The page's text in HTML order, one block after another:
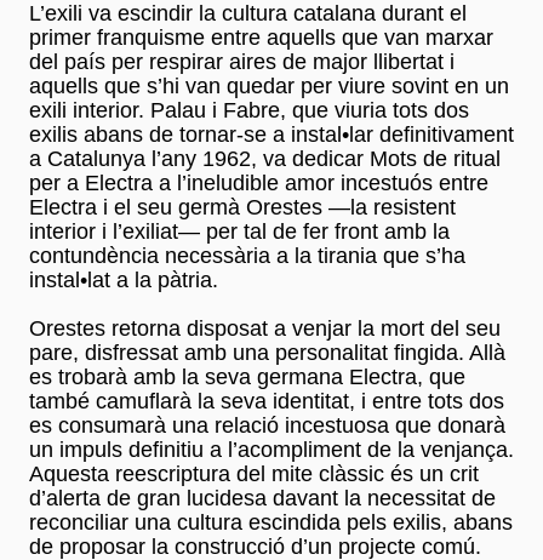
L’exili va escindir la cultura catalana durant el
primer franquisme entre aquells que van marxar
del país per respirar aires de major llibertat i
aquells que s’hi van quedar per viure sovint en un
exili interior. Palau i Fabre, que viuria tots dos
exilis abans de tornar-se a instal•lar definitivament
a Catalunya l’any 1962, va dedicar Mots de ritual
per a Electra a l’ineludible amor incestuós entre
Electra i el seu germà Orestes —la resistent
interior i l’exiliat— per tal de fer front amb la
contundència necessària a la tirania que s’ha
instal•lat a la pàtria.
Orestes retorna disposat a venjar la mort del seu
pare, disfressat amb una personalitat fingida. Allà
es trobarà amb la seva germana Electra, que
també camuflarà la seva identitat, i entre tots dos
es consumarà una relació incestuosa que donarà
un impuls definitiu a l’acompliment de la venjança.
Aquesta reescriptura del mite clàssic és un crit
d’alerta de gran lucidesa davant la necessitat de
reconciliar una cultura escindida pels exilis, abans
de proposar la construcció d’un projecte comú.